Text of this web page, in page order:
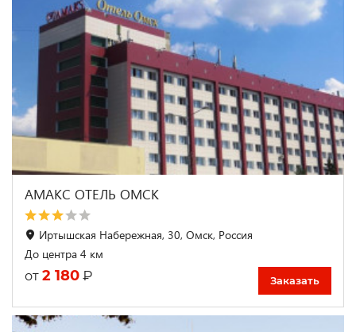
АМАКС ОТЕЛЬ ОМСК
Иртышская Набережная, 30, Омск, Россия
До центра 4 км
от 2 180 ₽ Заказать